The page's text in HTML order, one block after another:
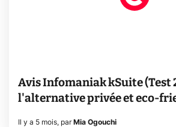
Avis Infomaniak kSuite (Test
l'alternative privée et eco-
Il y a 5 mois, par Mia Ogouchi